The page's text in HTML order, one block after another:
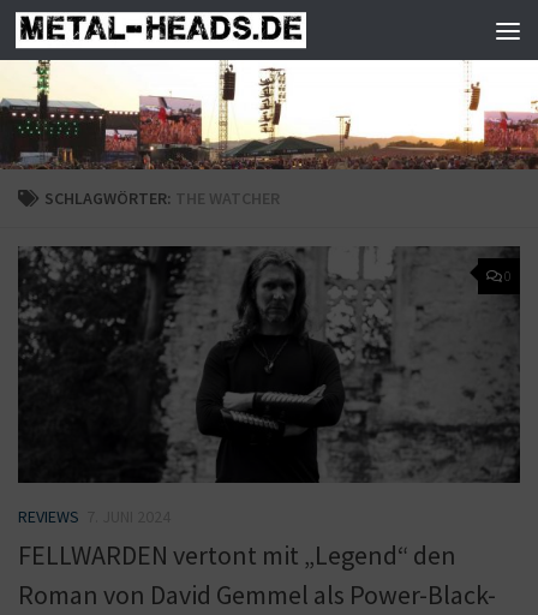
Zum Inhalt springen
SCHLAGWÖRTER: THE WATCHER
0
REVIEWS
FELLWARDEN vertont mit „Legend“ den
Roman von David Gemmel als Power-Black-